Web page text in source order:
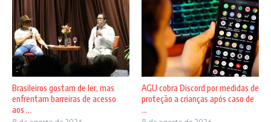
Brasileiros gostam de ler, mas
enfrentam barreiras de acesso
aos ...
AGU cobra Discord por medidas de
proteção a crianças após caso de
...